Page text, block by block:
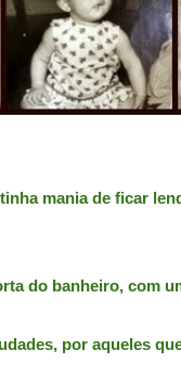
mania de ficar
do banheiro, com
por aqueles